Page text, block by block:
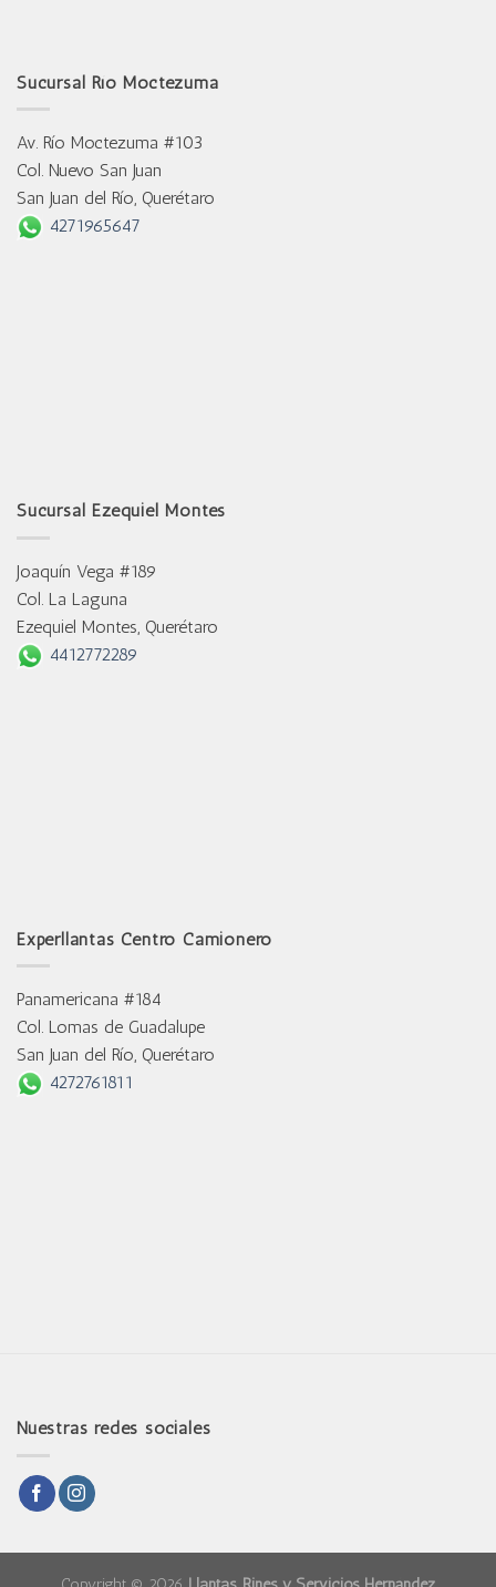
Sucursal Río Moctezuma
Av. Río Moctezuma #103
Col. Nuevo San Juan
San Juan del Río, Querétaro
4271965647
Sucursal Ezequiel Montes
Joaquín Vega #189
Col. La Laguna
Ezequiel Montes, Querétaro
4412772289
Experllantas Centro Camionero
Panamericana #184
Col. Lomas de Guadalupe
San Juan del Río, Querétaro
4272761811
Nuestras redes sociales